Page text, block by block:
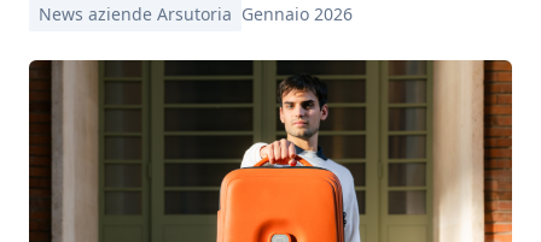
News aziende Arsutoria Gennaio 2026